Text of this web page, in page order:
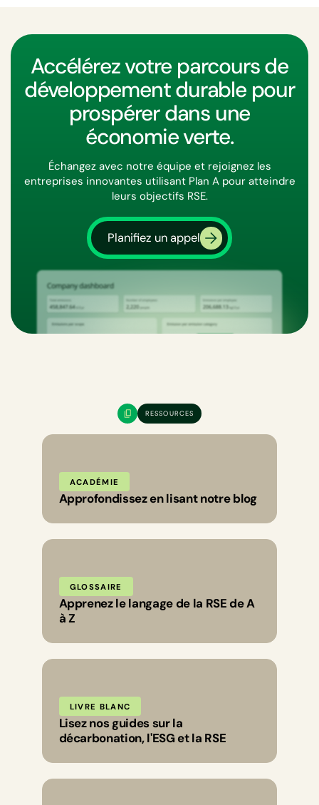
Accélérez votre parcours de
développement durable pour
prospérer dans une
économie verte.
Échangez avec notre équipe et rejoignez les
entreprises innovantes utilisant Plan A pour atteindre
leurs objectifs RSE.
Planifiez un appel
RESSOURCES
ACADÉMIE
Approfondissez en lisant notre blog
GLOSSAIRE
Apprenez le langage de la RSE de A
à Z
LIVRE BLANC
Lisez nos guides sur la
décarbonation, l'ESG et la RSE